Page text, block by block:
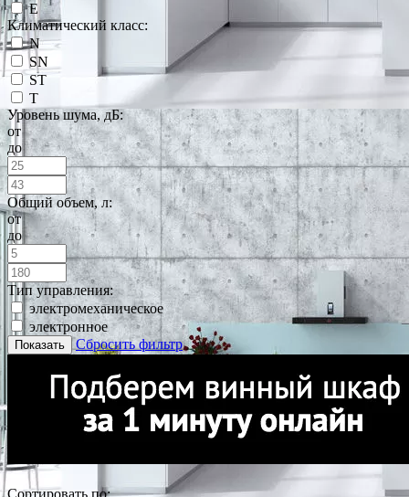
E
Климатический класс:
N
SN
ST
T
Уровень шума, дБ:
от
до
Общий объем, л:
от
до
Тип управления:
электромеханическое
электронное
Показать Сбросить фильтр
Сортировать по: